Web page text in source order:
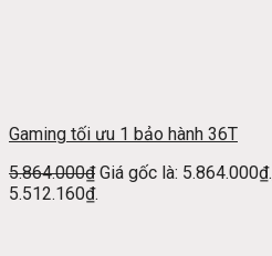
Gaming tối ưu 1 bảo hành 36T
5.864.000₫ Giá gốc là: 5.864.000₫.
5.512.160₫.